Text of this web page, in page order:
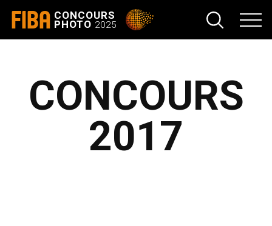
FIBA CONCOURS
PHOTO 2025
CONCOURS
2017